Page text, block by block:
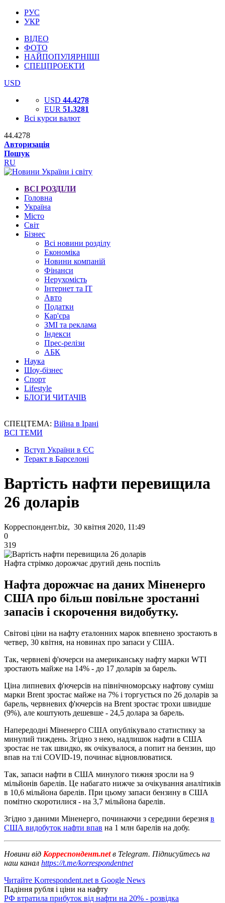
РУС
УКР
ВІДЕО
ФОТО
НАЙПОПУЛЯРНІШІ
СПЕЦПРОЕКТИ
USD
USD 44.4278
EUR 51.3281
Всі курси валют
44.4278
Авторизація
Пошук
RU
ВСІ РОЗДІЛИ
Головна
Україна
Місто
Світ
Бізнес
Всі новини розділу
Економіка
Новини компаній
Фінанси
Нерухомість
Інтернет та IT
Авто
Податки
Кар'єра
ЗМІ та реклама
Індекси
Прес-релізи
АБК
Наука
Шоу-бізнес
Спорт
Lifestyle
БЛОГИ ЧИТАЧІВ
СПЕЦТЕМА: Війна в Ірані
ВСІ ТЕМИ
Вступ України в ЄС
Теракт в Барселоні
Вартість нафти перевищила
26 доларів
Корреспондент.biz, 30 квітня 2020, 11:49
0
319
Нафта стрімко дорожчає другий день поспіль
Нафта дорожчає на даних Міненерго
США про більш повільне зростанні
запасів і скорочення видобутку.
Світові ціни на нафту еталонних марок впевнено зростають в
четвер, 30 квітня, на новинах про запаси у США.
Так, червневі ф'ючерси на американську нафту марки WTI
зростають майже на 14% - до 17 доларів за барель.
Ціна липневих ф'ючерсів на північноморську нафтову суміш
марки Brent зростає майже на 7% і торгується по 26 доларів за
барель, червневих ф'ючерсів на Brent зростає трохи швидше
(9%), але коштують дешевше - 24,5 долара за барель.
Напередодні Міненерго США опублікувало статистику за
минулий тиждень. Згідно з нею, надлишок нафти в США
зростає не так швидко, як очікувалося, а попит на бензин, що
впав на тлі COVID-19, починає відновлюватися.
Так, запаси нафти в США минулого тижня зросли на 9
мільйонів барелів. Це набагато нижче за очікування аналітиків
в 10,6 мільйона барелів. При цьому запаси бензину в США
помітно скоротилися - на 3,7 мільйона барелів.
Згідно з даними Міненерго, починаючи з середини березня в
США видобуток нафти впав на 1 млн барелів на добу.
Новини від Корреспондент.netв Telegram. Підписуйтесь на
наш канал https://t.me/korrespondentnet
Читайте Korrespondent.net в Google News
Падіння рубля і ціни на нафту
РФ втратила прибуток від нафти на 20% - розвідка